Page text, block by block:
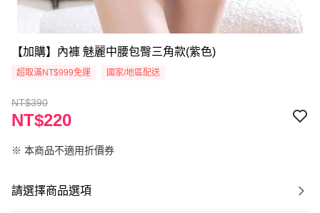
【加購】內褲 魅麗中腰包臀三角款(紫色)
超取滿NT$999免運 國家/地區配送
NT$390
NT$220
※ 本商品不適用折價券
請選擇商品選項